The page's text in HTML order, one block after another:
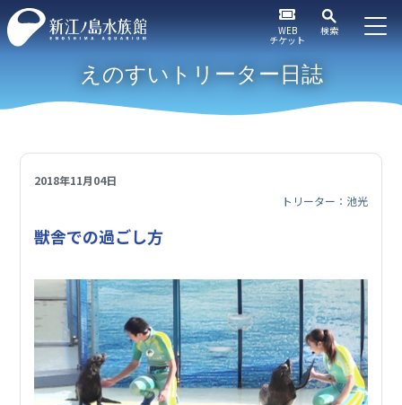
WEB
チケット
検索
えのすいトリーター日誌
2018年11月04日
トリーター：池光
獣舎での過ごし方